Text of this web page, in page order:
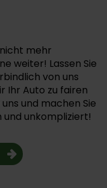
mehr
weiter! Lassen Sie
von uns
Ihr Auto zu fairen
und machen Sie
und unkompliziert!